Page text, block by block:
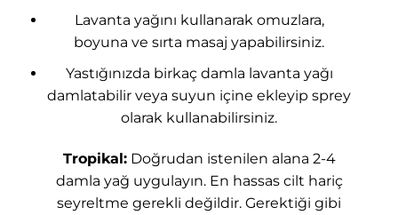
Lavanta yağını kullanarak omuzlara,
boyuna ve sırta masaj yapabilirsiniz.
Yastığınızda birkaç damla lavanta yağı
damlatabilir veya suyun içine ekleyip sprey
olarak kullanabilirsiniz.
Tropikal:Doğrudan istenilen alana 2-4
damla yağ uygulayın. En hassas cilt hariç
seyreltme gerekli değildir. Gerektiği gibi